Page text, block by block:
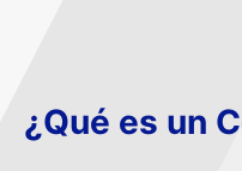
¿Qué es un